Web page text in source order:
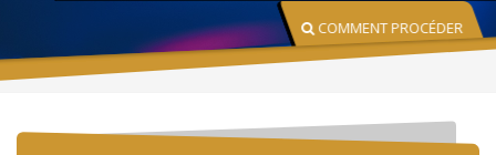
COMMENT PROCÉDER